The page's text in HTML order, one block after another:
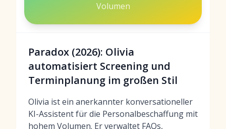
Volumen
Paradox (2026): Olivia
automatisiert Screening und
Terminplanung im großen Stil
Olivia ist ein anerkannter konversationeller
KI-Assistent für die Personalbeschaffung mit
hohem Volumen. Er verwaltet FAQs,